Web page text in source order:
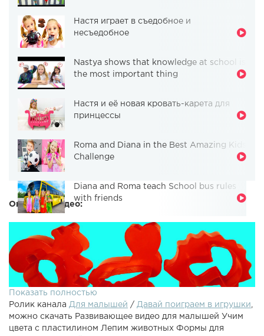
Настя играет в съедобное и
несъедобное
Nastya shows that knowledge at school is
the most important thing
Настя и её новая кровать-карета для
принцессы
Roma and Diana in the Best Amazing Kids
Challenge
Diana and Roma teach School bus rules
with friends
Описание видео:
Показать полностью
Ролик канала Для малышей / Давай поиграем в игрушки
можно скачать Развивающее видео для малышей Учим
цвета с пластилином Лепим животных Формы для